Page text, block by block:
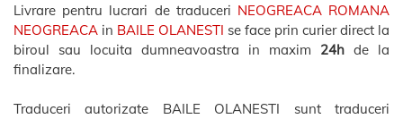
Livrare pentru lucrari de traduceri NEOGREACA ROMANA
NEOGREACA in BAILE OLANESTI se face prin curier direct la
biroul sau locuita dumneavoastra in maxim 24h de la
finalizare.
Traduceri autorizate BAILE OLANESTI sunt traduceri